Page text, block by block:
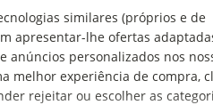
similares (próprios e de
apresentar-lhe ofertas
anúncios personalizados nos
melhor experiência de compra,
rejeitar ou escolher as